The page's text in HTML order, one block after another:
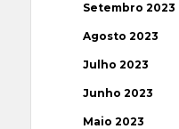
Setembro 2023
Agosto 2023
Julho 2023
Junho 2023
Maio 2023